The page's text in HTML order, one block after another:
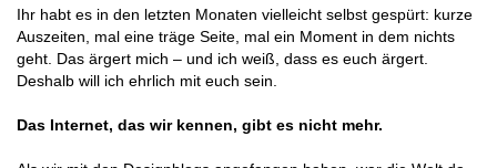
Ihr habt es in den letzten Monaten vielleicht selbst gespürt: kurze
Auszeiten, mal eine träge Seite, mal ein Moment in dem nichts
geht. Das ärgert mich – und ich weiß, dass es euch ärgert.
Deshalb will ich ehrlich mit euch sein.
Das Internet, das wir kennen, gibt es nicht mehr.